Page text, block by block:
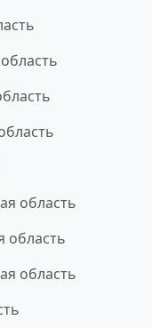
область
область
область